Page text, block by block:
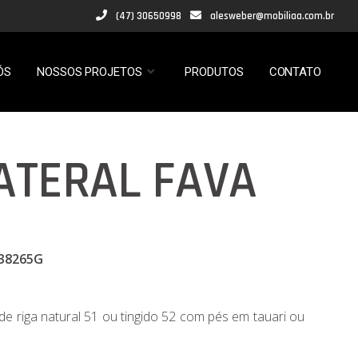
(47) 30650998 alesweber@mobiliaa.com.br
NOSSOS PROJETOS PRODUTOS CONTATO
FAVA
riga natural 51 ou tingido 52 com pés em tauari ou